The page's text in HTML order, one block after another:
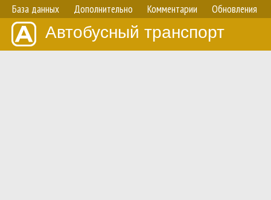
База данных Дополнительно Комментарии Обновления
Автобусный транспорт